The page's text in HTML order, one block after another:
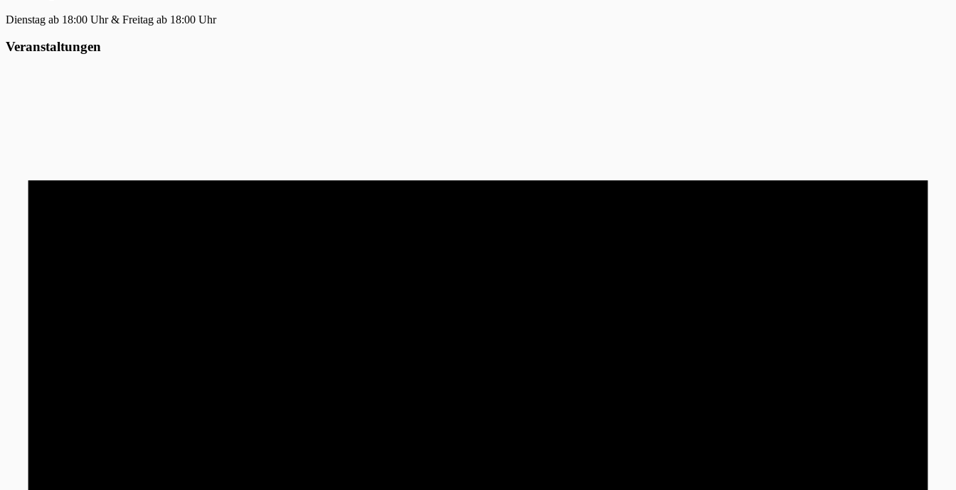
Dienstag ab 18:00 Uhr & Freitag ab 18:00 Uhr
Veranstaltungen